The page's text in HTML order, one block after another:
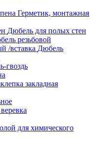
Герметик, монтажная
Дюбель для полых стен
резьбовой
Дюбель
гвоздь
закладная
для химического